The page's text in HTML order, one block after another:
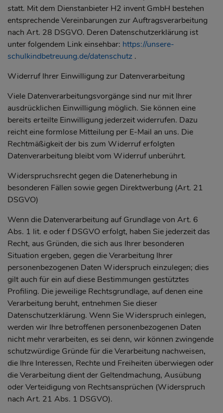
statt. Mit dem Dienstanbieter H2 invent GmbH bestehen
entsprechende Vereinbarungen zur Auftragsverarbeitung
nach Art. 28 DSGVO. Deren Datenschutzerklärung ist
unter folgendem Link einsehbar: https://unsere-
schulkindbetreuung.de/datenschutz .
Widerruf Ihrer Einwilligung zur Datenverarbeitung
Viele Datenverarbeitungsvorgänge sind nur mit Ihrer
ausdrücklichen Einwilligung möglich. Sie können eine
bereits erteilte Einwilligung jederzeit widerrufen. Dazu
reicht eine formlose Mitteilung per E-Mail an uns. Die
Rechtmäßigkeit der bis zum Widerruf erfolgten
Datenverarbeitung bleibt vom Widerruf unberührt.
Widerspruchsrecht gegen die Datenerhebung in
besonderen Fällen sowie gegen Direktwerbung (Art. 21
DSGVO)
Wenn die Datenverarbeitung auf Grundlage von Art. 6
Abs. 1 lit. e oder f DSGVO erfolgt, haben Sie jederzeit das
Recht, aus Gründen, die sich aus Ihrer besonderen
Situation ergeben, gegen die Verarbeitung Ihrer
personenbezogenen Daten Widerspruch einzulegen; dies
gilt auch für ein auf diese Bestimmungen gestütztes
Profiling. Die jeweilige Rechtsgrundlage, auf denen eine
Verarbeitung beruht, entnehmen Sie dieser
Datenschutzerklärung. Wenn Sie Widerspruch einlegen,
werden wir Ihre betroffenen personenbezogenen Daten
nicht mehr verarbeiten, es sei denn, wir können zwingende
schutzwürdige Gründe für die Verarbeitung nachweisen,
die Ihre Interessen, Rechte und Freiheiten überwiegen oder
die Verarbeitung dient der Geltendmachung, Ausübung
oder Verteidigung von Rechtsansprüchen (Widerspruch
nach Art. 21 Abs. 1 DSGVO).